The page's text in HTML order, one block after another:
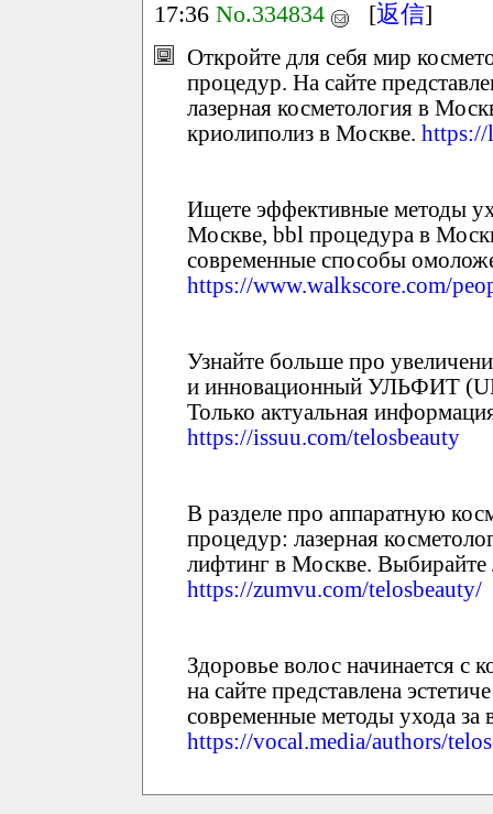
17:36 No.334834 [返信]
Откройте для себя мир
процедур. На сайте
лазерная косметология в
криолиполиз в Москве. https://
Ищете эффективные методы
Москве, bbl процедура в
современные способы
https://www.walkscore.com/
Узнайте больше про
и инновационный УЛЬФИТ
Только актуальная
https://issuu.com/telosbeauty
В разделе про аппаратную
процедур: лазерная
лифтинг в Москве. Выбирайте
https://zumvu.com/telosbeauty/
Здоровье волос начинается с
на сайте представлена
современные методы ухода
https://vocal.media/authors/